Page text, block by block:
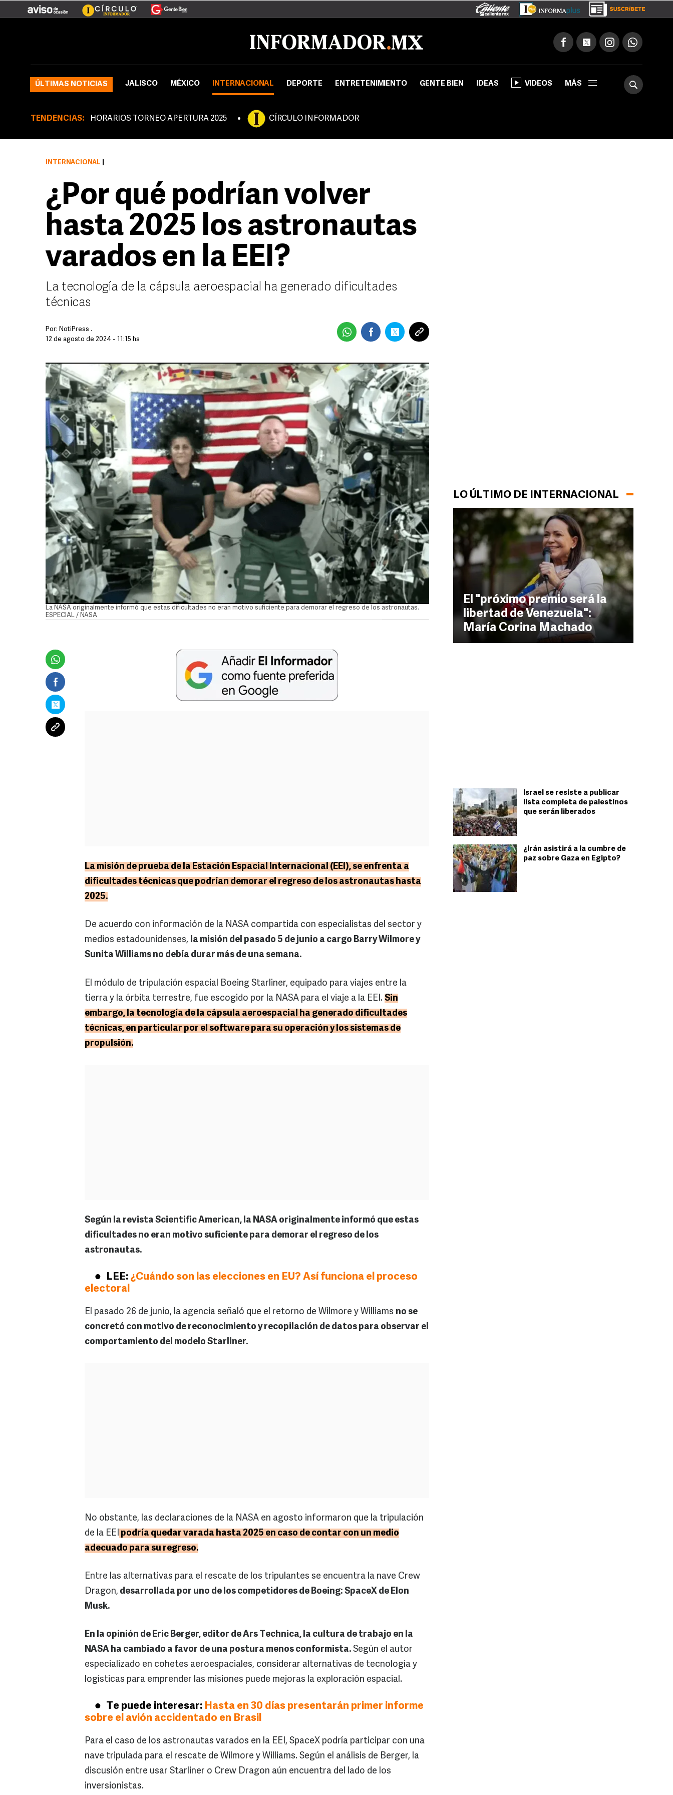
ÚLTIMAS NOTICIAS JALISCO MÉXICO INTERNACIONAL DEPORTE ENTRETENIMIENTO GENTE BIEN IDEAS VIDEOS MÁS
TENDENCIAS: HORARIOS TORNEO APERTURA 2025 CÍRCULO INFORMADOR
LO ÚLTIMO DE INTERNACIONAL
El "próximo premio será la
libertad de Venezuela":
María Corina Machado
Israel se resiste a publicar
lista completa de palestinos
que serán liberados
¿Irán asistirá a la cumbre de
paz sobre Gaza en Egipto?
INTERNACIONAL
¿Por qué podrían volver
hasta 2025 los astronautas
varados en la EEI?
La tecnología de la cápsula aeroespacial ha generado dificultades
técnicas
Por: NotiPress .
12 de agosto de 2024 - 11:15 hs
La NASA originalmente informó que estas dificultades no eran motivo suficiente para demorar el regreso de los astronautas.
ESPECIAL / NASA
La misión de prueba de la Estación Espacial Internacional (EEI), se enfrenta a
dificultades técnicas que podrían demorar el regreso de los astronautas hasta
2025.
De acuerdo con información de la NASA compartida con especialistas del sector y
medios estadounidenses, la misión del pasado 5 de junio a cargo Barry Wilmore y
Sunita Williams no debía durar más de una semana.
El módulo de tripulación espacial Boeing Starliner, equipado para viajes entre la
tierra y la órbita terrestre, fue escogido por la NASA para el viaje a la EEI. Sin
embargo, la tecnología de la cápsula aeroespacial ha generado dificultades
técnicas, en particular por el software para su operación y los sistemas de
propulsión.
Según la revista Scientific American, la NASA originalmente informó que estas
dificultades no eran motivo suficiente para demorar el regreso de los
astronautas.
LEE: ¿Cuándo son las elecciones en EU? Así funciona el proceso
electoral
El pasado 26 de junio, la agencia señaló que el retorno de Wilmore y Williams no se
concretó con motivo de reconocimiento y recopilación de datos para observar el
comportamiento del modelo Starliner.
No obstante, las declaraciones de la NASA en agosto informaron que la tripulación
de la EEI podría quedar varada hasta 2025 en caso de contar con un medio
adecuado para su regreso.
Entre las alternativas para el rescate de los tripulantes se encuentra la nave Crew
Dragon, desarrollada por uno de los competidores de Boeing: SpaceX de Elon
Musk.
En la opinión de Eric Berger, editor de Ars Technica, la cultura de trabajo en la
NASA ha cambiado a favor de una postura menos conformista. Según el autor
especializado en cohetes aeroespaciales, considerar alternativas de tecnología y
logísticas para emprender las misiones puede mejoras la exploración espacial.
Te puede interesar: Hasta en 30 días presentarán primer informe
sobre el avión accidentado en Brasil
Para el caso de los astronautas varados en la EEI, SpaceX podría participar con una
nave tripulada para el rescate de Wilmore y Williams. Según el análisis de Berger, la
discusión entre usar Starliner o Crew Dragon aún encuentra del lado de los
inversionistas.